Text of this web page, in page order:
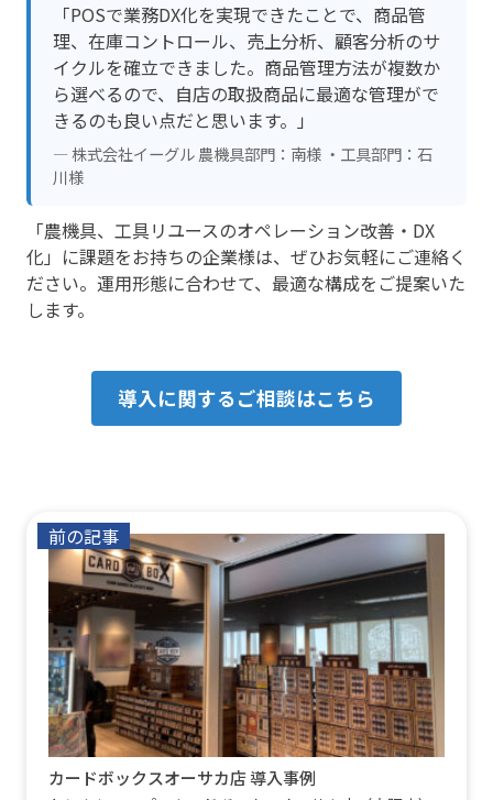
「POSで業務DX化を実現できたことで、商品管
理、在庫コントロール、売上分析、顧客分析のサ
イクルを確立できました。商品管理方法が複数か
ら選べるので、自店の取扱商品に最適な管理がで
きるのも良い点だと思います。」
— 株式会社イーグル 農機具部門：南様 ・工具部門：石
川様
「農機具、工具リユースのオペレーション改善・DX
化」に課題をお持ちの企業様は、ぜひお気軽にご連絡く
ださい。運用形態に合わせて、最適な構成をご提案いた
します。
導入に関するご相談はこちら
カードボックスオーサカ店 導入事例
前の記事